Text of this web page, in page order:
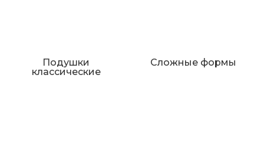
Подушки
классические
Сложные формы